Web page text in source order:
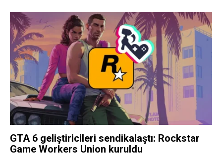
GTA 6 geliştiricileri sendikalaştı: Rockstar
Game Workers Union kuruldu